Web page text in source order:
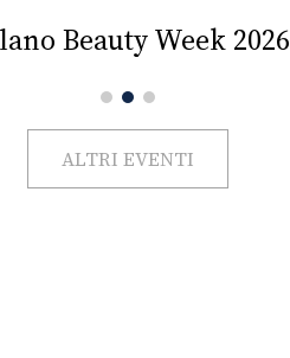
Beauty Week 2026
ALTRI EVENTI